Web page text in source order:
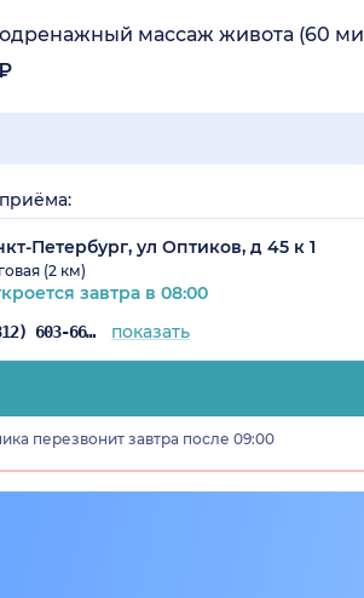
массаж живота (60
Петербург, ул Оптиков, д 45 к 1
(2 км)
завтра в 08:00
+7 (812) 603-66-04 показать
перезвонит завтра после 09:00